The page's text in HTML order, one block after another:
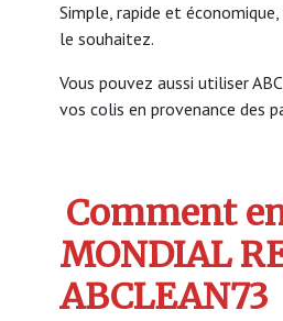
Simple, rapide et
le souhaitez.
Vous pouvez aussi utiliser
vos colis en provenance des
Comment
MONDIAL
ABCLEAN73